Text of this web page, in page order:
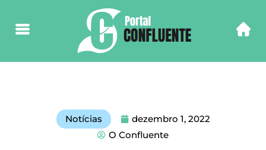
Notícias
dezembro 1, 2022
O Confluente